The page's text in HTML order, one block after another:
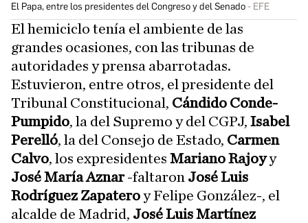
El Papa, entre los presidentes del Congreso y del Senado EFE
El hemiciclo tenía el ambiente de las
grandes ocasiones, con las tribunas de
autoridades y prensa abarrotadas.
Estuvieron, entre otros, el presidente del
Tribunal Constitucional, Cándido Conde-
Pumpido, la del Supremo y del CGPJ, Isabel
Perelló, la del Consejo de Estado, Carmen
Calvo, los expresidentes Mariano Rajoyy
José María Aznar-faltaron José Luis
Rodríguez Zapateroy Felipe González-, el
alcalde de Madrid, José Luis Martínez